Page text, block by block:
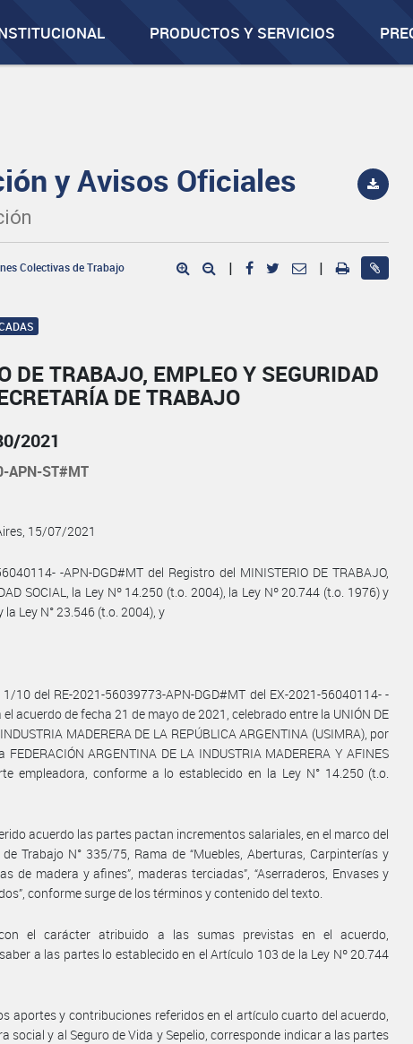
PRODUCTOS Y SERVICIOS
y Avisos Oficiales
Colectivas de Trabajo
| |
DE TRABAJO, EMPLEO Y SEGURIDAD
DE TRABAJO
2021
APN-ST#MT
15/07/2021
-APN-DGD#MT del Registro del MINISTERIO DE TRABAJO,
SOCIAL, la Ley Nº 14.250 (t.o. 2004), la Ley Nº 20.744 (t.o. 1976) y
Ley N° 23.546 (t.o. 2004), y
10 del RE-2021-56039773-APN-DGD#MT del EX-2021-56040114- -
el acuerdo de fecha 21 de mayo de 2021, celebrado entre la UNIÓN DE
MADERERA DE LA REPÚBLICA ARGENTINA (USIMRA), por
ARGENTINA DE LA INDUSTRIA MADERERA Y AFINES
empleadora, conforme a lo establecido en la Ley N° 14.250 (t.o.
acuerdo las partes pactan incrementos salariales, en el marco del
Trabajo N° 335/75, Rama de “Muebles, Aberturas, Carpinterías y
de madera y afines”, maderas terciadas”, “Aserraderos, Envases y
conforme surge de los términos y contenido del texto.
el carácter atribuido a las sumas previstas en el acuerdo,
a las partes lo establecido en el Artículo 103 de la Ley Nº 20.744
aportes y contribuciones referidos en el artículo cuarto del acuerdo,
social y al Seguro de Vida y Sepelio, corresponde indicar a las partes